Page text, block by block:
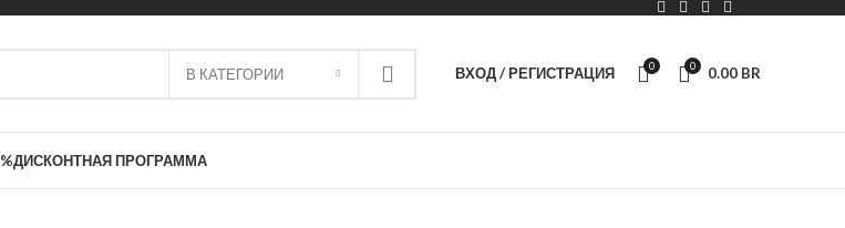
В КАТЕГОРИИ ВХОД / РЕГИСТРАЦИЯ 0 0 0.00 BR
%ДИСКОНТНАЯ ПРОГРАММА